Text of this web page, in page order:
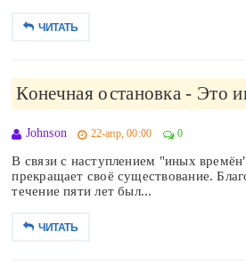
ЧИТАТЬ
Конечная остановка - Это
Johnson 22-апр, 00:00 0
В связи с наступлением "иных
прекращает своё существование.
течение пяти лет был...
ЧИТАТЬ